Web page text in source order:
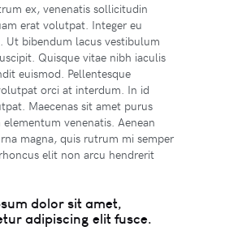
ex, venenatis sollicitudin
erat volutpat. Integer eu
Ut bibendum lacus vestibulum
Quisque vitae nibh iaculis
euismod. Pellentesque
orci at interdum. In id
Maecenas sit amet purus
elementum venenatis. Aenean
magna, quis rutrum mi semper
elit non arcu hendrerit
dolor sit amet,
adipiscing elit fusce.